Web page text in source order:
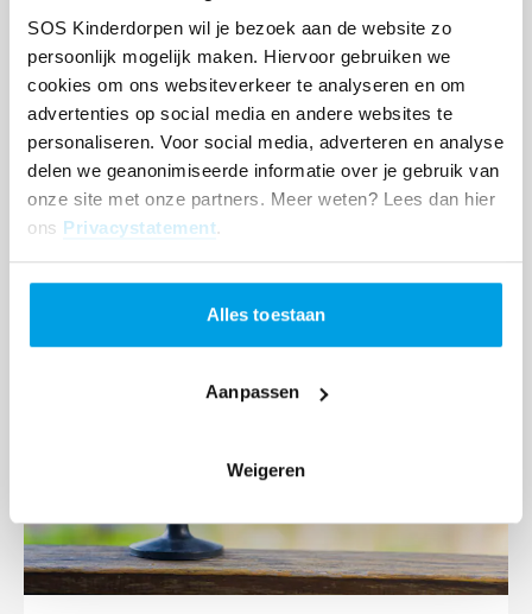
SOS Kinderdorpen wil je bezoek aan de website zo
persoonlijk mogelijk maken. Hiervoor gebruiken we
cookies om ons websiteverkeer te analyseren en om
advertenties op social media en andere websites te
personaliseren. Voor social media, adverteren en analyse
delen we geanonimiseerde informatie over je gebruik van
onze site met onze partners. Meer weten? Lees dan hier
ons Privacystatement.
Alles toestaan
Aanpassen
Weigeren
Jaarverslag en online impactrapport 2025
gepubliceerd